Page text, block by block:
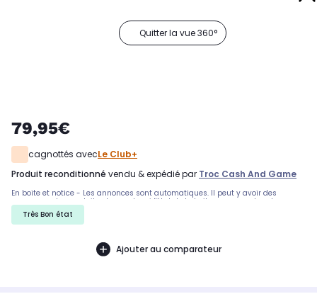
Quitter la vue 360°
79,95€
cagnottés avecLe Club+
produit reconditionné vendu & expédié par Troc Cash And Game
En boite et notice - Les annonces sont automatiques. Il peut y avoir des
rayures sur les produits, demandez si l'état de la boite par exemple est
important. Nous ne pouvons pas tout detailler
Très Bon état
Ajouter au comparateur